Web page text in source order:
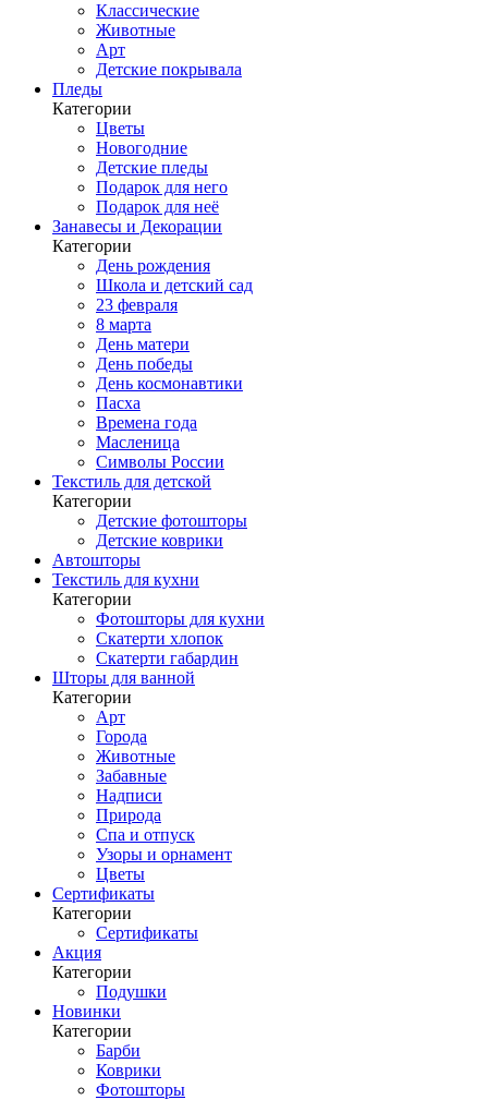
Классические
Животные
Арт
Детские покрывала
Пледы
Категории
Цветы
Новогодние
Детские пледы
Подарок для него
Подарок для неё
Занавесы и Декорации
Категории
День рождения
Школа и детский сад
23 февраля
8 марта
День матери
День победы
День космонавтики
Пасха
Времена года
Масленица
Символы России
Текстиль для детской
Категории
Детские фотошторы
Детские коврики
Автошторы
Текстиль для кухни
Категории
Фотошторы для кухни
Скатерти хлопок
Скатерти габардин
Шторы для ванной
Категории
Арт
Города
Животные
Забавные
Надписи
Природа
Спа и отпуск
Узоры и орнамент
Цветы
Сертификаты
Категории
Сертификаты
Акция
Категории
Подушки
Новинки
Категории
Барби
Коврики
Фотошторы